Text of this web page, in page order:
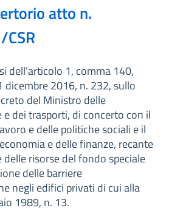
atto n.
dell’articolo 1, comma 140,
dicembre 2016, n. 232, sullo
del Ministro delle
dei trasporti, di concerto con il
e delle politiche sociali e il
e delle finanze, recante
delle risorse del fondo speciale
delle barriere
negli edifici privati di cui alla
1989, n. 13.